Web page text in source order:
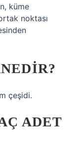
küme
noktası
çeşidi.
ADET